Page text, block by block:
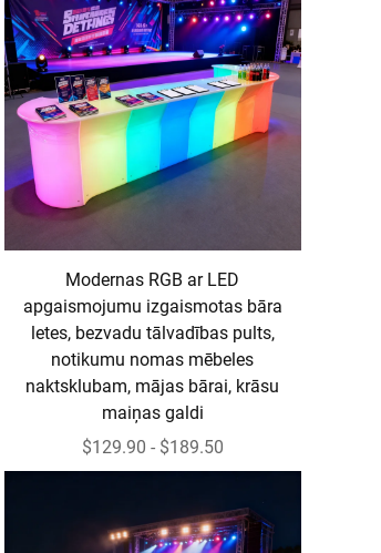
Modernas RGB ar LED
apgaismojumu izgaismotas bāra
letes, bezvadu tālvadības pults,
notikumu nomas mēbeles
naktsklubam, mājas bārai, krāsu
maiņas galdi
$129.90 - $189.50